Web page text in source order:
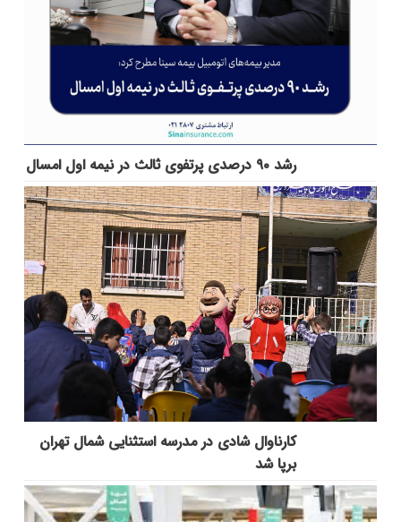
رشد ۹۰ درصدی پرتفوی ثالث در نیمه اول امسال
کارناوال شادی در مدرسه استثنایی شمال تهران
برپا شد